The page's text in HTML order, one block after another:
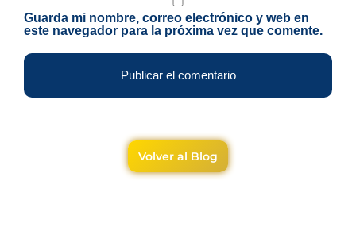
Guarda mi nombre, correo electrónico y web en
este navegador para la próxima vez que comente.
Volver al Blog